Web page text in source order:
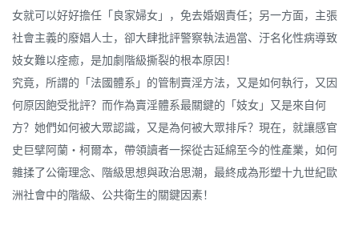
女就可以好好擔任「良家婦女」，免去婚姻責任；另一方面，主張
社會主義的廢娼人士，卻大肆批評警察執法過當、汙名化性病導致
妓女難以痊癒，是加劇階級撕裂的根本原因！
究竟，所謂的「法國體系」的管制賣淫方法，又是如何執行，又因
何原因飽受批評？而作為賣淫體系最關鍵的「妓女」又是來自何
方？她們如何被大眾認識，又是為何被大眾排斥？現在，就讓感官
史巨擘阿蘭‧柯爾本，帶領讀者一探從古延綿至今的性產業，如何
雜揉了公衛理念、階級思想與政治思潮，最終成為形塑十九世紀歐
洲社會中的階級、公共衛生的關鍵因素！